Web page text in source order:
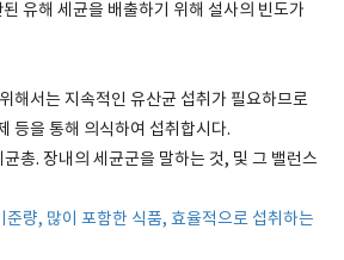
유해 세균을 배출하기 위해 설사의 빈도가
해서는 지속적인 유산균 섭취가 필요하므로
등을 통해 의식하여 섭취합시다.
총. 장내의 세균군을 말하는 것, 및 그 밸런스
준량, 많이 포함한 식품, 효율적으로 섭취하는